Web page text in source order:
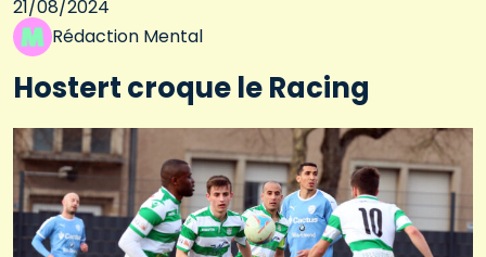
21/08/2024
Rédaction Mental
Hostert croque le Racing